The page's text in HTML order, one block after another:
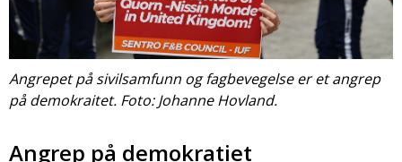
Angrepet på sivilsamfunn og fagbevegelse er et angrep
på demokraitet. Foto: Johanne Hovland.
Angrep på demokratiet